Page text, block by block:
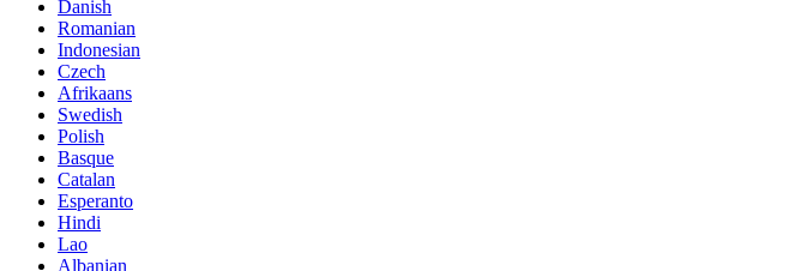
Danish
Romanian
Indonesian
Czech
Afrikaans
Swedish
Polish
Basque
Catalan
Esperanto
Hindi
Lao
Albanian